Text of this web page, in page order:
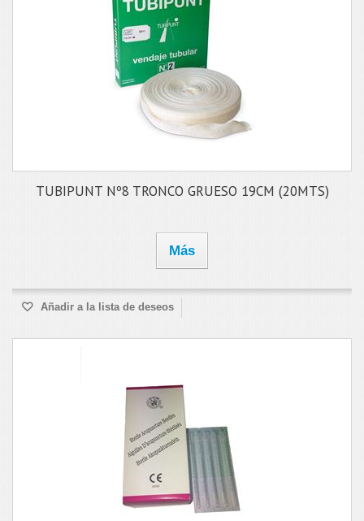
TUBIPUNT Nº8 TRONCO GRUESO 19CM (20MTS)
Más
Añadir a la lista de deseos